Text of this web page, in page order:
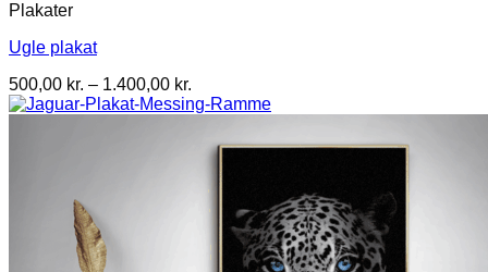
Plakater
Ugle plakat
500,00 kr. – 1.400,00 kr.
500,00 kr.
1.400,00 kr.